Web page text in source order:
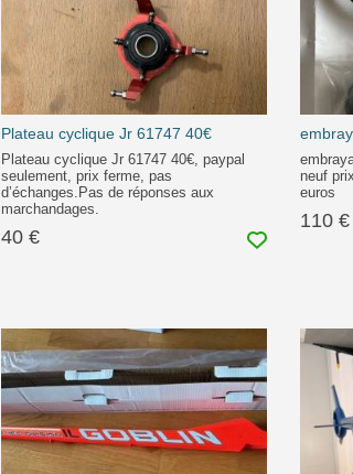
Plateau cyclique Jr 61747 40€
Plateau cyclique Jr 61747 40€, paypal
seulement, prix ferme, pas
d’échanges.Pas de réponses aux
marchandages.
40 €
neuf
euros
110 €